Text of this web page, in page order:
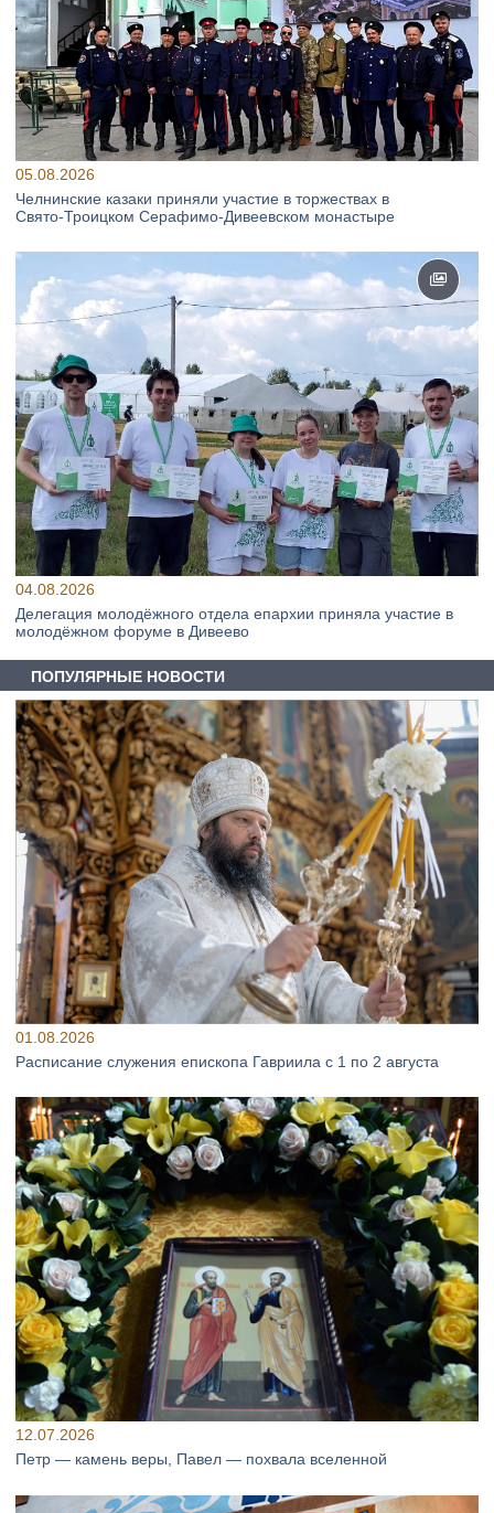
05.08.2026
Челнинские казаки приняли участие в торжествах в
Свято‑Троицком Серафимо‑Дивеевском монастыре
04.08.2026
Делегация молодёжного отдела епархии приняла участие в
молодёжном форуме в Дивеево
ПОПУЛЯРНЫЕ НОВОСТИ
01.08.2026
Расписание служения епископа Гавриила с 1 по 2 августа
12.07.2026
Петр — камень веры, Павел — похвала вселенной